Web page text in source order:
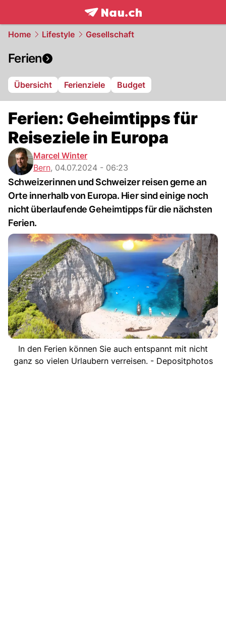
frontpage.NAU.ch
Home Lifestyle Gesellschaft
Ferien
Übersicht Ferienziele Budget
Ferien: Geheimtipps für
Reiseziele in Europa
Marcel Winter
Bern, 04.07.2024 - 06:23
Schweizerinnen und Schweizer reisen gerne an
Orte innerhalb von Europa. Hier sind einige noch
nicht überlaufende Geheimtipps für die nächsten
Ferien.
In den Ferien können Sie auch entspannt mit nicht
ganz so vielen Urlaubern verreisen. - Depositphotos